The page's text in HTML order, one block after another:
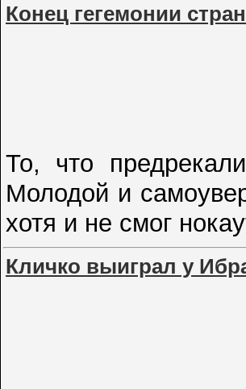
Конец гегемонии
То, что
Молодой и
хотя и не смог
Кличко выиграл у